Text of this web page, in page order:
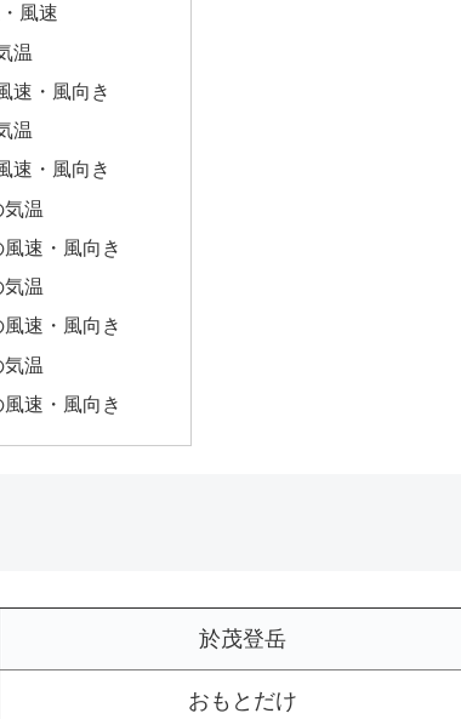
風速
温
速・風向き
温
速・風向き
温
速・風向き
温
速・風向き
温
速・風向き
於茂登岳
おもとだけ